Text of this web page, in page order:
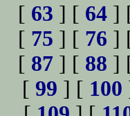
[ 63 ] [ 64 ]
[ 75 ] [ 76 ]
[ 87 ] [ 88 ]
[ 99 ] [ 100